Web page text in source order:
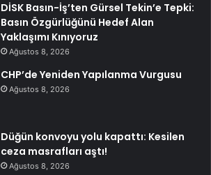
DİSK Basın-İş’ten Gürsel Tekin’e Tepki:
Basın Özgürlüğünü Hedef Alan
Yaklaşımı Kınıyoruz
Ağustos 8, 2026
CHP’de Yeniden Yapılanma Vurgusu
Ağustos 8, 2026
Düğün konvoyu yolu kapattı: Kesilen
ceza masrafları aştı!
Ağustos 8, 2026